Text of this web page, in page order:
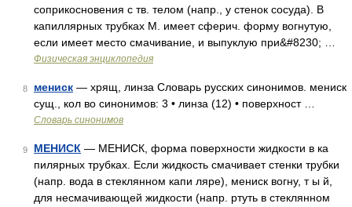
соприкосновения с тв. телом (напр., у стенок сосуда). В
капиллярных трубках М. имеет сферич. форму вогнутую,
если имеет место смачивание, и выпуклую при&#8230; …
Физическая энциклопедия
8 мениск — хрящ, линза Словарь русских синонимов. мениск
сущ., кол во синонимов: 3 • линза (12) • поверхност …
Словарь синонимов
9 МЕНИСК — МЕНИСК, форма поверхности жидкости в ка
пилярных трубках. Если жидкость смачивает стенки трубки
(напр. вода в стеклянном капи ляре), мениск вогну, т ы й,
для несмачивающей жидкости (напр. ртуть в стеклянном